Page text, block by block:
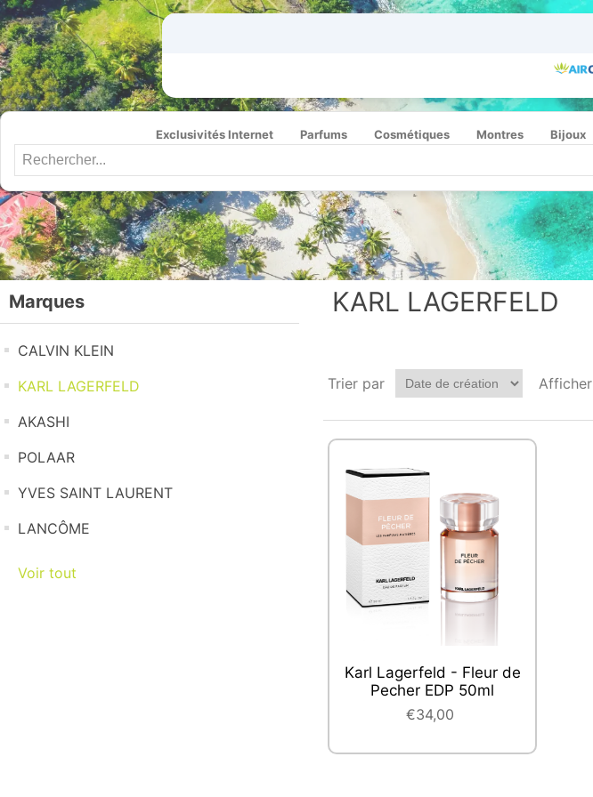
Exclusivités Internet Parfums Cosmétiques Montres Bijoux
Marques
CALVIN KLEIN
KARL LAGERFELD
AKASHI
POLAAR
YVES SAINT LAURENT
LANCÔME
Voir tout
KARL LAGERFELD
Trier par Afficher
Karl Lagerfeld - Fleur de
Pecher EDP 50ml
€34,00